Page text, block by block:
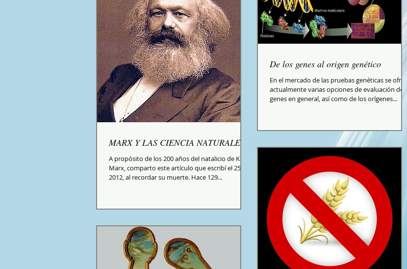
MARX Y LAS CIENCIA NATURALES.
A propósito de los 200 años del natalicio de Karl
Marx, comparto este artículo que escribí el 25-03-
2012, al recordar su muerte. Hace 129...
De los genes al origen genético
En el mercado de las pruebas genéticas se ofrece
actualmente varias opciones de evaluación de
genes en general, así como de los orígenes...